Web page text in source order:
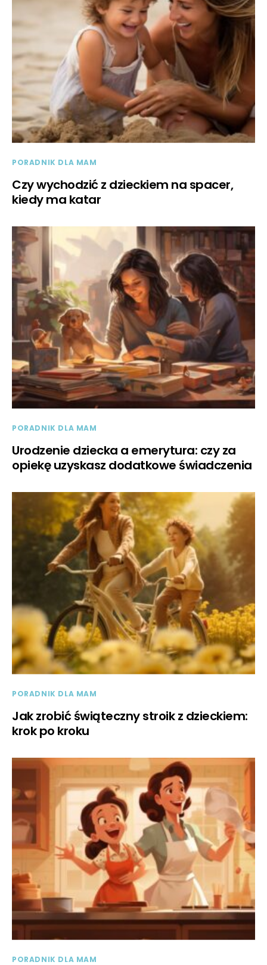
PORADNIK DLA MAM
Czy wychodzić z dzieckiem na spacer,
kiedy ma katar
PORADNIK DLA MAM
Urodzenie dziecka a emerytura: czy za
opiekę uzyskasz dodatkowe świadczenia
PORADNIK DLA MAM
Jak zrobić świąteczny stroik z dzieckiem:
krok po kroku
PORADNIK DLA MAM